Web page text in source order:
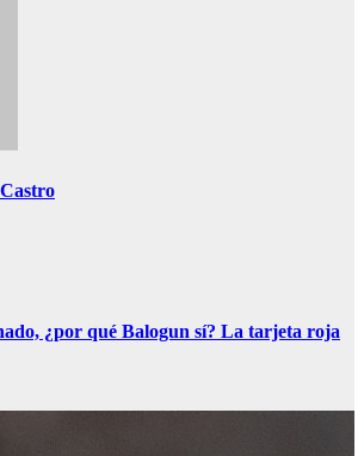
¿por qué Balogun sí? La tarjeta roja